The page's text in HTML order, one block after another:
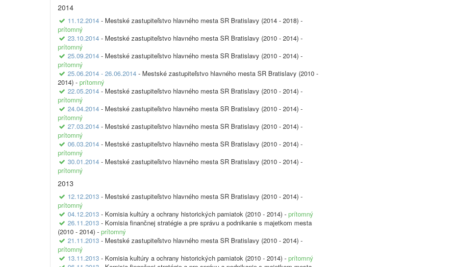
2014
11.12.2014 - Mestské zastupiteľstvo hlavného mesta SR Bratislavy (2014 - 2018) -
prítomný
23.10.2014 - Mestské zastupiteľstvo hlavného mesta SR Bratislavy (2010 - 2014) -
prítomný
25.09.2014 - Mestské zastupiteľstvo hlavného mesta SR Bratislavy (2010 - 2014) -
prítomný
25.06.2014 - 26.06.2014 - Mestské zastupiteľstvo hlavného mesta SR Bratislavy (2010 -
2014) - prítomný
22.05.2014 - Mestské zastupiteľstvo hlavného mesta SR Bratislavy (2010 - 2014) -
prítomný
24.04.2014 - Mestské zastupiteľstvo hlavného mesta SR Bratislavy (2010 - 2014) -
prítomný
27.03.2014 - Mestské zastupiteľstvo hlavného mesta SR Bratislavy (2010 - 2014) -
prítomný
06.03.2014 - Mestské zastupiteľstvo hlavného mesta SR Bratislavy (2010 - 2014) -
prítomný
30.01.2014 - Mestské zastupiteľstvo hlavného mesta SR Bratislavy (2010 - 2014) -
prítomný
2013
12.12.2013 - Mestské zastupiteľstvo hlavného mesta SR Bratislavy (2010 - 2014) -
prítomný
04.12.2013 - Komisia kultúry a ochrany historických pamiatok (2010 - 2014) - prítomný
26.11.2013 - Komisia finančnej stratégie a pre správu a podnikanie s majetkom mesta
(2010 - 2014) - prítomný
21.11.2013 - Mestské zastupiteľstvo hlavného mesta SR Bratislavy (2010 - 2014) -
prítomný
13.11.2013 - Komisia kultúry a ochrany historických pamiatok (2010 - 2014) - prítomný